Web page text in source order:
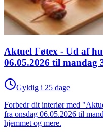
Aktuel Føtex - Ud af
06.05.2026 til mandag
Gyldig i 25 dage
Forbedr dit interiør med
fra onsdag 06.05.2026 til
hjemmet og mere.